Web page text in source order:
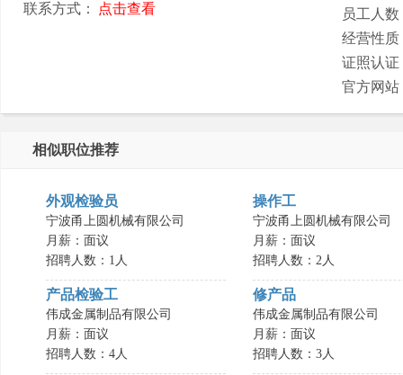
联系方式：
点击查看
员工人数
经营性质
证照认证
官方网站
相似职位推荐
外观检验员
宁波甬上圆机械有限公司
月薪：面议
招聘人数：1人
操作工
宁波甬上圆机械有限公司
月薪：面议
招聘人数：2人
产品检验工
伟成金属制品有限公司
月薪：面议
招聘人数：4人
修产品
伟成金属制品有限公司
月薪：面议
招聘人数：3人